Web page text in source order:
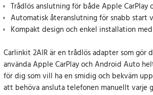
Trådlös anslutning för både Apple
Automatisk återanslutning för snabb start
Kompakt design och enkel installation
Carlinkit 2AIR är en trådlös adapter som gör
använda Apple CarPlay och Android Auto
för dig som vill ha en smidig och bekväm
att behöva ansluta telefonen manuellt varje